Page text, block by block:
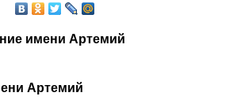
имени Артемий
Артемий